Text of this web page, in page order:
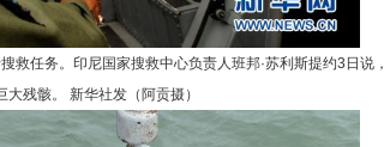
任务。印尼国家搜救中心负责人班邦·苏利斯提约3日说，
残骸。 新华社发（阿贡摄）